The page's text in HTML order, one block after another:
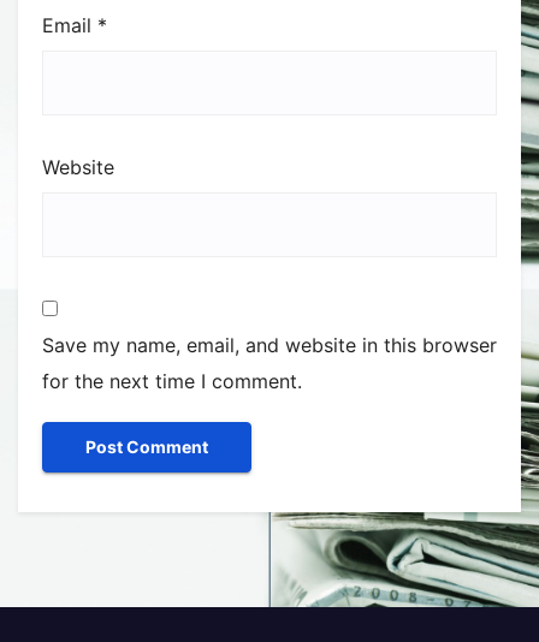
Email *
Website
Save my name, email, and website in this browser
for the next time I comment.